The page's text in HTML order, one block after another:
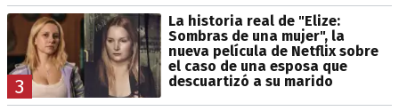
3
La historia real de "Elize:
Sombras de una mujer", la
nueva película de Netflix sobre
el caso de una esposa que
descuartizó a su marido